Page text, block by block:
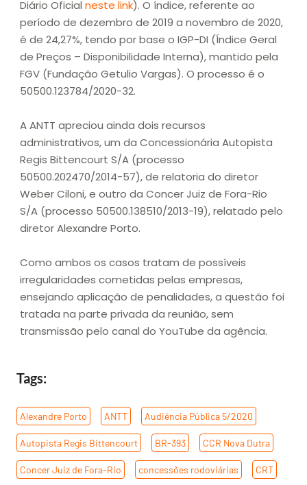
Diário Oficial neste link). O índice, referente ao
período de dezembro de 2019 a novembro de 2020,
é de 24,27%, tendo por base o IGP-DI (Índice Geral
de Preços – Disponibilidade Interna), mantido pela
FGV (Fundação Getulio Vargas). O processo é o
50500.123784/2020-32.
A ANTT apreciou ainda dois recursos
administrativos, um da Concessionária Autopista
Regis Bittencourt S/A (processo
50500.202470/2014-57), de relatoria do diretor
Weber Ciloni, e outro da Concer Juiz de Fora-Rio
S/A (processo 50500.138510/2013-19), relatado pelo
diretor Alexandre Porto.
Como ambos os casos tratam de possíveis
irregularidades cometidas pelas empresas,
ensejando aplicação de penalidades, a questão foi
tratada na parte privada da reunião, sem
transmissão pelo canal do YouTube da agência.
Tags:
Alexandre Porto ANTT Audiência Pública 5/2020
Autopista Regis Bittencourt BR-393 CCR Nova Dutra
Concer Juiz de Fora-Rio concessões rodoviárias CRT